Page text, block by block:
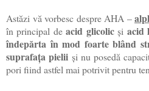
Astăzi vă vorbesc despre AHA –
în principal deacid glicolicși acid
îndepărta în mod foarte blând
suprafața pielii și nu posedă
pori fiind astfel mai potrivit pentru